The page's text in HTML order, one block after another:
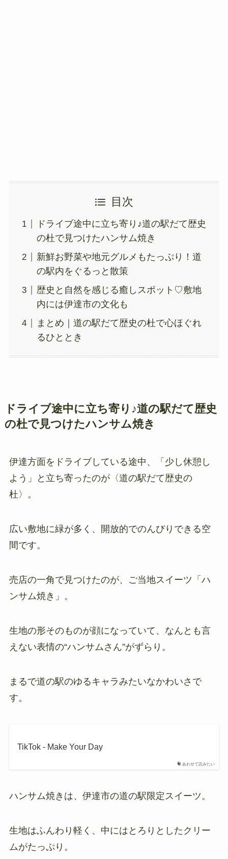
目次
ドライブ途中に立ち寄り♪道の駅だて歴史
の杜で見つけたハンサム焼き
新鮮お野菜や地元グルメもたっぷり！道
の駅内をぐるっと散策
歴史と自然を感じる癒しスポット♡敷地
内には伊達市の文化も
まとめ｜道の駅だて歴史の杜で心ほぐれ
るひととき
ドライブ途中に立ち寄り♪道の駅だて歴史
の杜で見つけたハンサム焼き
伊達方面をドライブしている途中、「少し休憩し
よう」と立ち寄ったのが〈道の駅だて歴史の
杜〉。
広い敷地に緑が多く、開放的でのんびりできる空
間です。
売店の一角で見つけたのが、ご当地スイーツ「ハ
ンサム焼き」。
生地の形そのものが顔になっていて、なんとも言
えない表情の“ハンサムさん”がずらり。
まるで道の駅のゆるキャラみたいなかわいさで
す。
あわせて読みたい
TikTok - Make Your Day
ハンサム焼きは、伊達市の道の駅限定スイーツ。
生地はふんわり軽く、中にはとろりとしたクリー
ムがたっぷり。